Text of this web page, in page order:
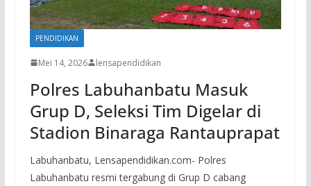
PENDIDIKAN
Mei 14, 2026 lensapendidikan
Polres Labuhanbatu Masuk
Grup D, Seleksi Tim Digelar di
Stadion Binaraga Rantauprapat
Labuhanbatu, Lensapendidikan.com- Polres
Labuhanbatu resmi tergabung di Grup D cabang